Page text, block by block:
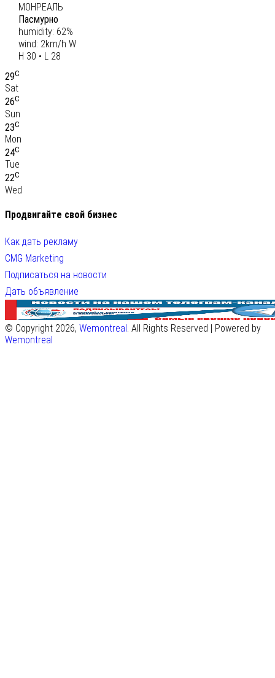
МОНРЕАЛЬ
Пасмурно
humidity: 62%
wind: 2km/h W
H 30 • L 28
29C
Sat
26C
Sun
23C
Mon
24C
Tue
22C
Wed
Продвигайте свой бизнес
Как дать рекламу
CMG Marketing
Подписаться на новости
Дать объявление
© Copyright 2026, Wemontreal. All Rights Reserved | Powered by
Wemontreal